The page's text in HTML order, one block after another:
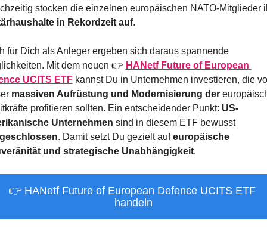
in Rekordzeit auf.
für Dich als Anleger ergeben sich daraus spannende
Mit dem neuen 👉 HANetf Future of European
UCITS ETF kannst Du in Unternehmen investieren, die
massiven Aufrüstung und Modernisierung der
profitieren sollten. Ein entscheidender Punkt: US-
Unternehmen
sind in diesem ETF bewusst
. Damit setzt Du gezielt auf europäische
und strategische Unabhängigkeit.
👉 HANetf Future of European Defence UCITS ETF
handeln